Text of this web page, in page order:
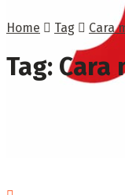
Home Tag Cara
Tag: Cara